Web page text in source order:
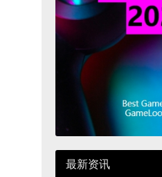
最新资讯